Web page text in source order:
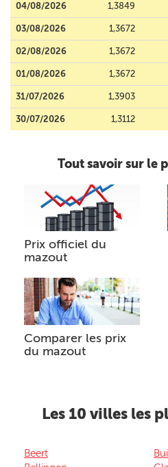
04/08/2026 1,3849
03/08/2026 1,3672
02/08/2026 1,3672
01/08/2026 1,3672
31/07/2026 1,3903
30/07/2026 1,3112
Tout savoir sur le
Prix officiel du
mazout
Comparer les prix
du mazout
Les 10 villes les
Beert